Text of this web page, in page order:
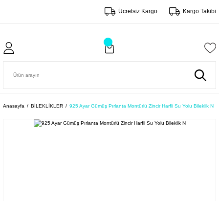
Ücretsiz Kargo Kargo Takibi
Anasayfa BİLEKLİKLER 925 Ayar Gümüş Pırlanta Montürlü Zincir Harfli Su Yolu Bileklik N